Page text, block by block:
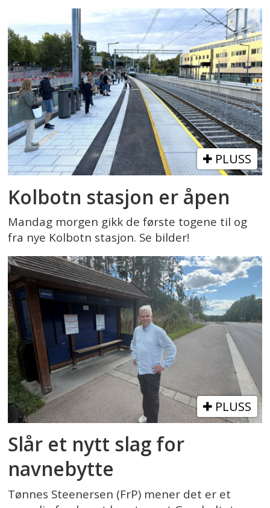
PLUSS
Kolbotn stasjon er åpen
Mandag morgen gikk de første togene til og
fra nye Kolbotn stasjon. Se bilder!
PLUSS
Slår et nytt slag for
navnebytte
Tønnes Steenersen (FrP) mener det er et